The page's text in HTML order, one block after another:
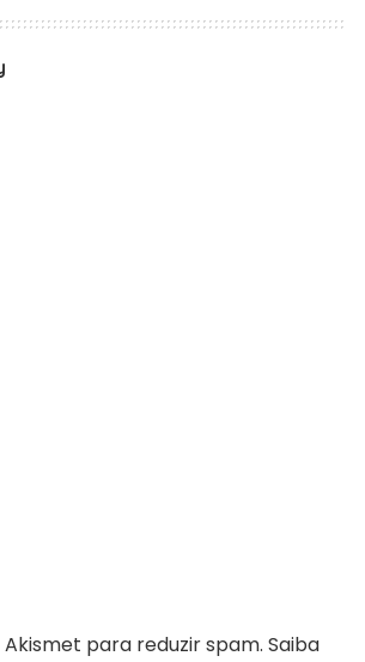
Akismet para reduzir spam. Saiba